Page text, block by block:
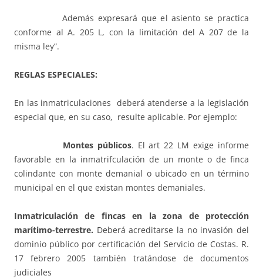
Además expresará que el asiento se practica
conforme al A. 205 L, con la limitación del A 207 de la
misma ley”.
REGLAS ESPECIALES:
En las inmatriculaciones deberá atenderse a la legislación
especial que, en su caso, resulte aplicable. Por ejemplo:
Montes públicos. El art 22 LM exige informe
favorable en la inmatrifculación de un monte o de finca
colindante con monte demanial o ubicado en un término
municipal en el que existan montes demaniales.
Inmatriculación de fincas en la zona de protección
marítimo-terrestre. Deberá acreditarse la no invasión del
dominio público por certificación del Servicio de Costas. R.
17 febrero 2005 también tratándose de documentos
judiciales